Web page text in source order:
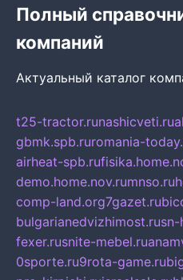
Полный
компаний
Актуальный каталог
t25-tractor.runashicveti.ru
gbmk.spb.ruromania-
airheat-spb.ru
demo.home.nov.rumnso.ru
comp-land.org7gazet.ru
bulgarianedvizhimost.rusn-
fexer.rusnite-mebel.ru
0sporte.ru9rota-game.ru